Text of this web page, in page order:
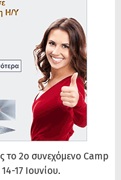
το 2ο συνεχόμενο Camp
17 Ιουνίου.